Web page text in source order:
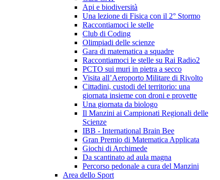
Api e biodiversità
Una lezione di Fisica con il 2° Stormo
Raccontiamoci le stelle
Club di Coding
Olimpiadi delle scienze
Gara di matematica a squadre
Raccontiamoci le stelle su Rai Radio2
PCTO sui muri in pietra a secco
Visita all’Aeroporto Militare di Rivolto
Cittadini, custodi del territorio: una
giornata insieme con droni e provette
Una giornata da biologo
Il Manzini ai Campionati Regionali delle
Scienze
IBB - International Brain Bee
Gran Premio di Matematica Applicata
Giochi di Archimede
Da scantinato ad aula magna
Percorso pedonale a cura del Manzini
Area dello Sport